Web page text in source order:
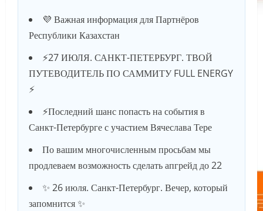
💜 Важная информация для Партнёров
Республики Казахстан
⚡️27 ИЮЛЯ. САНКТ-ПЕТЕРБУРГ. ТВОЙ
ПУТЕВОДИТЕЛЬ ПО САММИТУ FULL ENERGY
⚡️
⚡️Последний шанс попасть на события в
Санкт-Петербурге с участием Вячеслава Тере
По вашим многочисленным просьбам мы
продлеваем возможность сделать апгрейд до 22
✨ 26 июля. Санкт-Петербург. Вечер, который
запомнится ✨